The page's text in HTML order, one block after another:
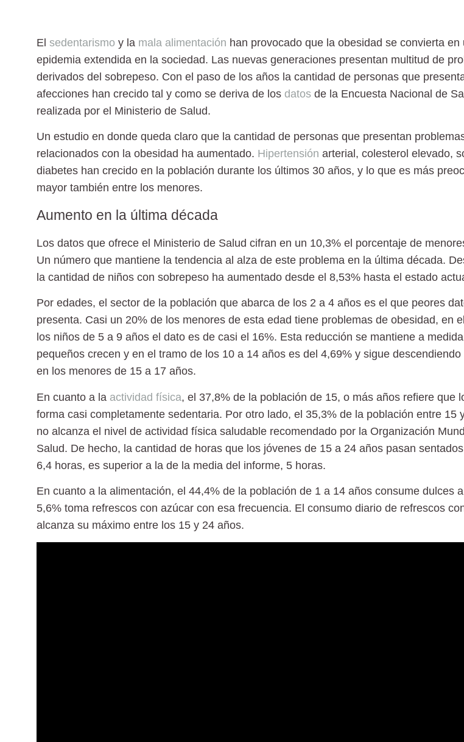
El sedentarismo y la mala alimentación han provocado que la obesidad se convierta en
epidemia extendida en la sociedad. Las nuevas generaciones presentan multitud de
derivados del sobrepeso. Con el paso de los años la cantidad de personas que
afecciones han crecido tal y como se deriva de los datos de la Encuesta Nacional de
realizada por el Ministerio de Salud.
Un estudio en donde queda claro que la cantidad de personas que presentan
relacionados con la obesidad ha aumentado. Hipertensión arterial, colesterol elevado,
diabetes han crecido en la población durante los últimos 30 años, y lo que es más
mayor también entre los menores.
Aumento en la última década
Los datos que ofrece el Ministerio de Salud cifran en un 10,3% el porcentaje de
Un número que mantiene la tendencia al alza de este problema en la última década.
la cantidad de niños con sobrepeso ha aumentado desde el 8,53% hasta el estado
Por edades, el sector de la población que abarca de los 2 a 4 años es el que peores
presenta. Casi un 20% de los menores de esta edad tiene problemas de obesidad, en
los niños de 5 a 9 años el dato es de casi el 16%. Esta reducción se mantiene a
pequeños crecen y en el tramo de los 10 a 14 años es del 4,69% y sigue descendiendo
en los menores de 15 a 17 años.
En cuanto a la actividad física, el 37,8% de la población de 15, o más años refiere que
forma casi completamente sedentaria. Por otro lado, el 35,3% de la población entre 15
no alcanza el nivel de actividad física saludable recomendado por la Organización
Salud. De hecho, la cantidad de horas que los jóvenes de 15 a 24 años pasan
6,4 horas, es superior a la de la media del informe, 5 horas.
En cuanto a la alimentación, el 44,4% de la población de 1 a 14 años consume dulces
5,6% toma refrescos con azúcar con esa frecuencia. El consumo diario de refrescos
alcanza su máximo entre los 15 y 24 años.